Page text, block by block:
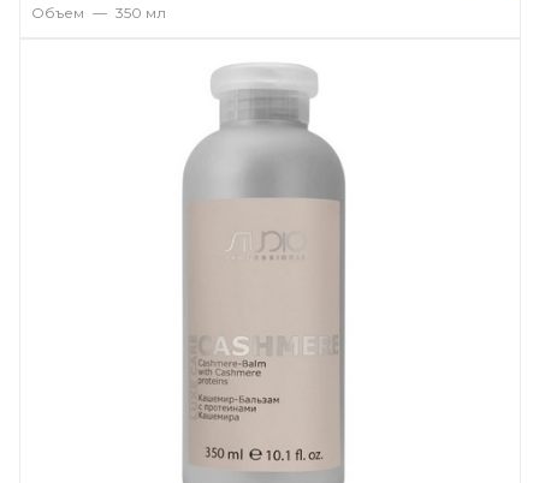
Объем — 350 мл